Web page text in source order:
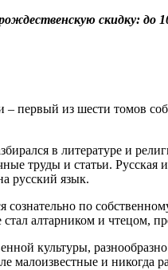
скидку: до
– первый из шести томов
в литературе и
труды и статьи.
русский язык.
по
алтарником и чтецом,
культуры,
малоизвестные и